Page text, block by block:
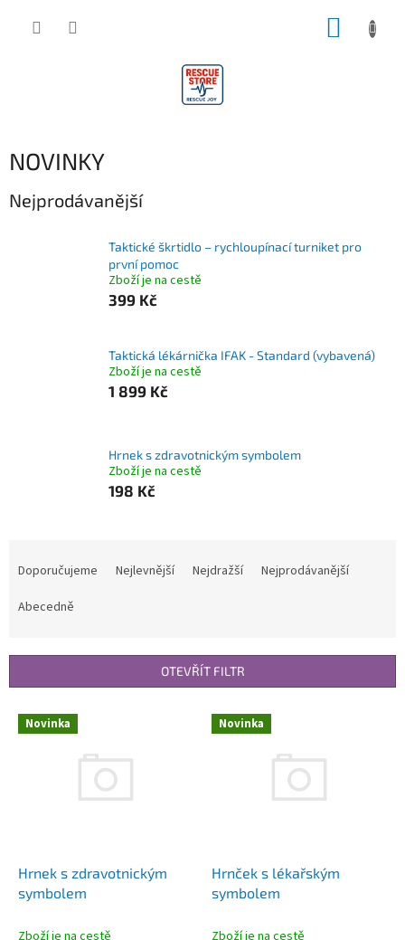
NOVINKY
Nejprodávanější
Taktické škrtidlo – rychloupínací turniket pro
první pomoc
Zboží je na cestě
399 Kč
Taktická lékárnička IFAK - Standard (vybavená)
Zboží je na cestě
1 899 Kč
Hrnek s zdravotnickým symbolem
Zboží je na cestě
198 Kč
r
Doporučujeme Nejlevnější Nejdražší
Nejprodávanější
Abecedně
OTEVŘÍT FILTR
V Novinka
Hrnek s zdravotnickým
symbolem
Zboží je na cestě
Novinka
Hrnček s lékařským
symbolem
Zboží je na cestě